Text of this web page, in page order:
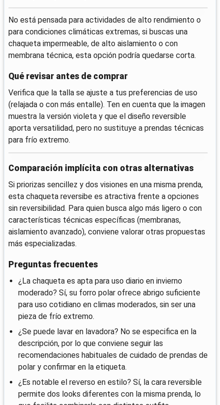
No está pensada para actividades de alto rendimiento o
para condiciones climáticas extremas, si buscas una
chaqueta impermeable, de alto aislamiento o con
membrana técnica, esta opción podría quedarse corta.
Qué revisar antes de comprar
Verifica que la talla se ajuste a tus preferencias de uso
(relajada o con más entalle). Ten en cuenta que la imagen
muestra la versión violeta y que el diseño reversible
aporta versatilidad, pero no sustituye a prendas técnicas
para frío extremo.
Comparación implícita con otras alternativas
Si priorizas sencillez y dos visiones en una misma prenda,
esta chaqueta reversibe es atractiva frente a opciones
sin reversibilidad. Para quien busca algo más ligero o con
características técnicas específicas (membranas,
aislamiento avanzado), conviene valorar otras propuestas
más especializadas.
Preguntas frecuentes
¿La chaqueta es apta para uso diario en invierno
moderado? Sí, su forro polar ofrece abrigo suficiente
para uso cotidiano en climas moderados, sin ser una
pieza de frío extremo.
¿Se puede lavar en lavadora? No se especifica en la
descripción, por lo que conviene seguir las
recomendaciones habituales de cuidado de prendas de
polar y confirmar en la etiqueta.
¿Es notable el reverso en estilo? Sí, la cara reversible
permite dos looks diferentes con la misma prenda, lo